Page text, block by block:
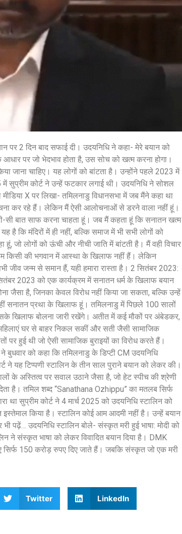
पर 2 दिन बाद सफाई दी। उदयनिधि ने कहा- मेरे बयान को
पर जो भेदभाव होता है, उस सोच को खत्म करना होगा।
जाना चाहिए। यह लोगों को बांटता है। उन्होंने पहले 2023 में
में सुप्रीम कोर्ट ने उन्हें फटकार लगाई थी। उदयनिधि ने सोशल
X पर लिखा- तमिलनाडु विधानसभा में जब मैंने कहा था
कर रहे हैं। लेकिन मैं ऐसी आलोचनाओं से डरने वाला नहीं हूं।
सी बात साफ करना चाहता हूं। जब मैं कहता हूं कि सनातन खत्म
है कि मंदिरों में ही नहीं, बल्कि समाज में भी सभी लोगों को
जो लोगों को ऊंची और नीची जाति में बांटती है। मैं वही विचार
किसी की भगवान में आस्था के खिलाफ नहीं हैं। लेकिन
जन्म से समान हैं, यही हमारा रास्ता है। 2 सितंबर 2023:
2023 को एक कार्यक्रम में सनातन धर्म के खिलाफ बयान
जैसा है, जिनका केवल विरोध नहीं किया जा सकता, बल्कि उन्हें
सनातन प्रथा के खिलाफ हूं। तमिलनाडु में पिछले 100 सालों
खिलाफ बोलना जारी रखेंगे। अतीत में कई मौकों पर अंबेडकर,
घर से बाहर निकल सकीं और सती जैसी सामाजिक
पर हुई थी जो ऐसी सामाजिक बुराइयों का विरोध करते हैं।
बुधवार को कहा कि तमिलनाडु के डिप्टी CM उदयनिधि
यह टिप्पणी स्टालिन के तीन साल पुराने बयान को लेकर की।
के अस्तित्व पर सवाल उठाने जैसा है, जो हेट स्पीच की श्रेणी
है। तमिल शब्द “Sanathana Ozhippu” का मतलब सिर्फ
था सुप्रीम कोर्ट ने 4 मार्च 2025 को उदयनिधि स्टालिन को
किया है। स्टालिन कोई आम आदमी नहीं है। उन्हें बयान
उदयनिधि स्टालिन बोले- संस्कृत मरी हुई भाषा: मोदी को
ने संस्कृत भाषा को लेकर विवादित बयान दिया है। DMK
150 करोड़ रुपए दिए जाते हैं। जबकि संस्कृत जो एक मरी
Twitter LinkedIn
am
7:20 am